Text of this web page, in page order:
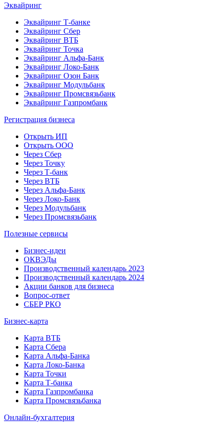
Эквайринг
Эквайринг Т-банке
Эквайринг Сбер
Эквайринг ВТБ
Эквайринг Точка
Эквайринг Альфа-Банк
Эквайринг Локо-Банк
Эквайринг Озон Банк
Эквайринг Модульбанк
Эквайринг Промсвязьбанк
Эквайринг Газпромбанк
Регистрация бизнеса
Открыть ИП
Открыть ООО
Через Сбер
Через Точку
Через Т-банк
Через ВТБ
Через Альфа-Банк
Через Локо-Банк
Через Модульбанк
Через Промсвязьбанк
Полезные сервисы
Бизнес-идеи
ОКВЭДы
Производственный календарь 2023
Производственный календарь 2024
Акции банков для бизнеса
Вопрос-ответ
СБЕР РКО
Бизнес-карта
Карта ВТБ
Карта Сбера
Карта Альфа-Банка
Карта Локо-Банка
Карта Точки
Карта Т-банка
Карта Газпромбанка
Карта Промсвязьбанка
Онлайн-бухгалтерия